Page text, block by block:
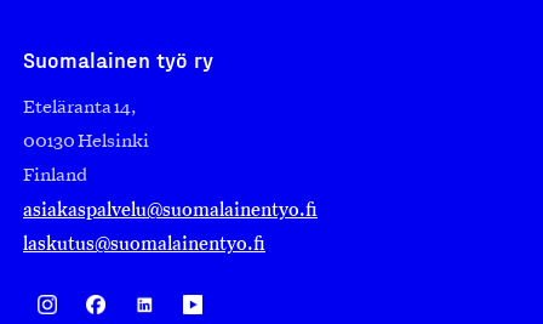
Suomalainen työ ry
Eteläranta 14,
00130 Helsinki
Finland
asiakaspalvelu@suomalainentyo.fi
laskutus@suomalainentyo.fi